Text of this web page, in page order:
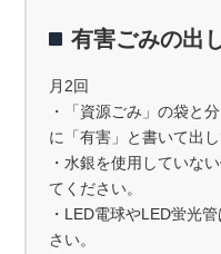
有害ごみの出
月2回
・「資源ごみ」の袋と
に「有害」と書いて出し
・水銀を使用していな
てください。
・LED電球やLED蛍光
さい。